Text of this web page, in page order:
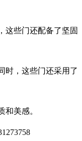
这些门还配备了坚固
时，这些门还采用了
美感。